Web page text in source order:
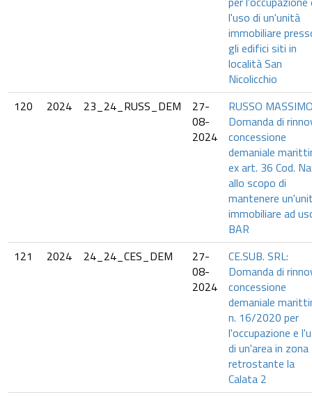
l'uso di un'unità
immobiliare
gli edifici siti in
località San
Nicolicchio
120
2024 23_24_RUSS_DEM
27-
08-
2024
RUSSO
Domanda di
concessione
demaniale
ex art. 36 Cod.
allo scopo di
mantenere
immobiliare ad
BAR
121
2024 24_24_CES_DEM
27-
08-
2024
CE.SUB. SRL:
Domanda di
concessione
demaniale
n. 16/2020 per
l'occupazione e
di un'area in zona
retrostante la
Calata 2